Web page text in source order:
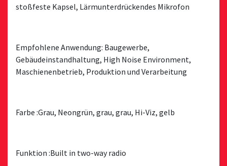
stoßfeste Kapsel, Lärmunterdrückendes Mikrofon
Empfohlene Anwendung: Baugewerbe,
Gebäudeinstandhaltung, High Noise Environment,
Maschienenbetrieb, Produktion und Verarbeitung
Farbe :Grau, Neongrün, grau, grau, Hi-Viz, gelb
Funktion :Built in two-way radio